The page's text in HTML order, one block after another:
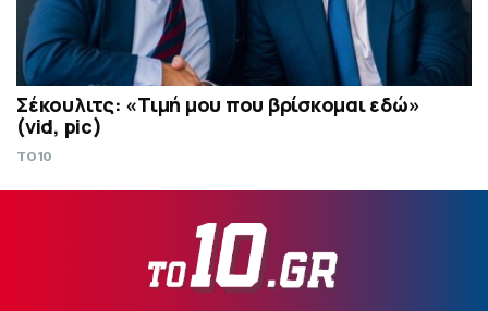
Σέκουλιτς: «Τιμή μου που βρίσκομαι εδώ»
(vid, pic)
TO10